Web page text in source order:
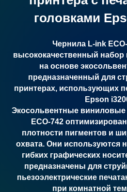
головками
Чернила L-ink
высококачественный набор
на основе
предназначенный для
принтерах, использующих
Epson
Экосольвентные виниловые
ECO-742
плотности пигментов и
охвата. Они используются
гибких графических
предназначены для
пьезоэлектрические
при комнатной